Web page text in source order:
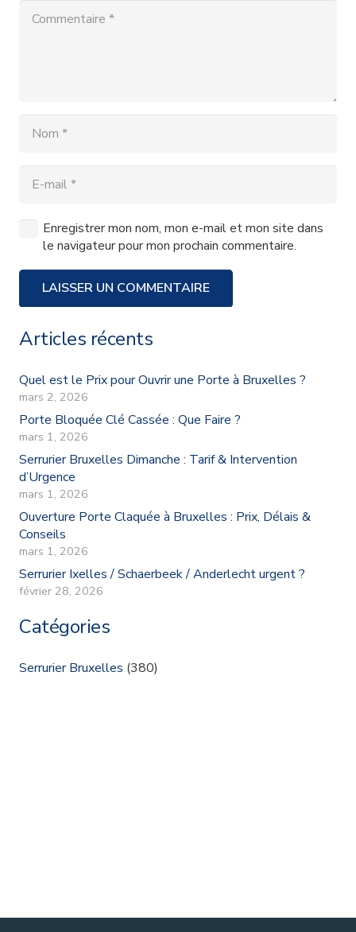
Enregistrer mon nom, mon e-mail et mon site dans
le navigateur pour mon prochain commentaire.
LAISSER UN COMMENTAIRE
Articles récents
Quel est le Prix pour Ouvrir une Porte à Bruxelles ?
mars 2, 2026
Porte Bloquée Clé Cassée : Que Faire ?
mars 1, 2026
Serrurier Bruxelles Dimanche : Tarif & Intervention
d’Urgence
mars 1, 2026
Ouverture Porte Claquée à Bruxelles : Prix, Délais &
Conseils
mars 1, 2026
Serrurier Ixelles / Schaerbeek / Anderlecht urgent ?
février 28, 2026
Catégories
Serrurier Bruxelles (380)